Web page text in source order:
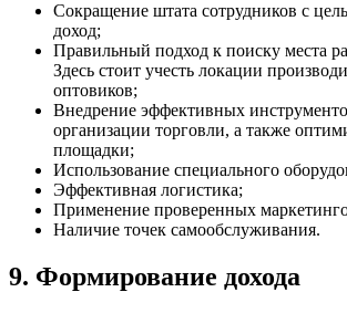
Сокращение штата сотрудников с
доход;
Правильный подход к поиску места
Здесь стоит учесть локации
оптовиков;
Внедрение эффективных
организации торговли, а также
площадки;
Использование специального
Эффективная логистика;
Применение проверенных
Наличие точек самообслуживания.
9. Формирование дохода